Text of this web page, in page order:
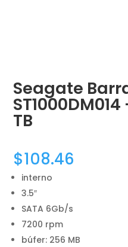
Seagate
TB
$108.46
interno
3.5″
SATA 6Gb/s
7200 rpm
búfer: 256 MB